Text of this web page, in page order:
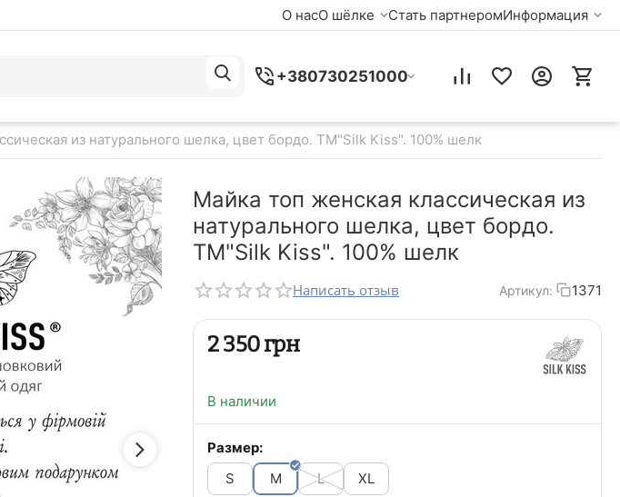
О насО шёлке Стать партнеромИнформация
+380730251000
из натурального шелка, цвет бордо. TM"Silk Kiss". 100% шелк
Майка топ женская классическая из
натурального шелка, цвет бордо.
TM"Silk Kiss". 100% шелк
Написать отзыв Артикул: 1371
‍2 350‍грн
В наличии
Размер:
S
M L XL